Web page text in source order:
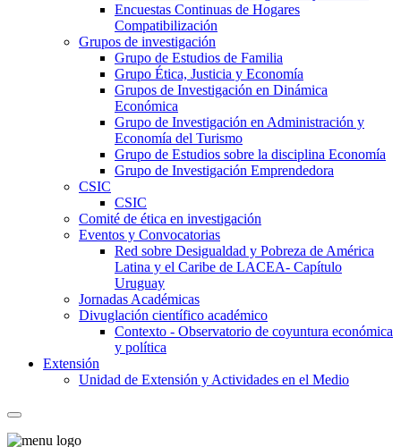
Encuestas Continuas de Hogares
Compatibilización
Grupos de investigación
Grupo de Estudios de Familia
Grupo Ética, Justicia y Economía
Grupos de Investigación en Dinámica
Económica
Grupo de Investigación en Administración y
Economía del Turismo
Grupo de Estudios sobre la disciplina Economía
Grupo de Investigación Emprendedora
CSIC
CSIC
Comité de ética en investigación
Eventos y Convocatorias
Red sobre Desigualdad y Pobreza de América
Latina y el Caribe de LACEA- Capítulo
Uruguay
Jornadas Académicas
Divuglación científico académico
Contexto - Observatorio de coyuntura económica
y política
Extensión
Unidad de Extensión y Actividades en el Medio